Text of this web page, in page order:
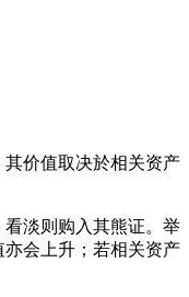
价值取决於相关资产
淡则购入其熊证。举
会上升；若相关资产